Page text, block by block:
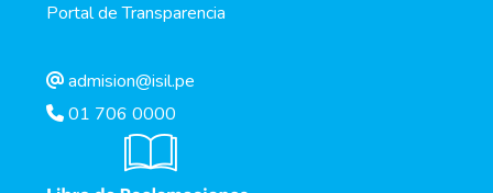
Portal de Transparencia
admision@isil.pe
01 706 0000